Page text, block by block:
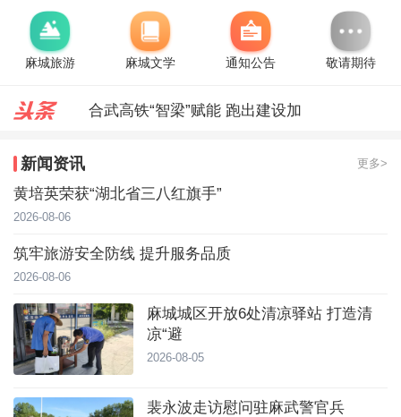
麻城旅游 麻城文学 通知公告 敬请期待
合武高铁“智梁”赋能 跑出建设加
裴永波走访慰问驻麻武警官兵
新闻资讯 更多>
黄培英荣获“湖北省三八红旗手”
2026-08-06
筑牢旅游安全防线 提升服务品质
2026-08-06
麻城城区开放6处清凉驿站 打造清
凉“避
2026-08-05
裴永波走访慰问驻麻武警官兵